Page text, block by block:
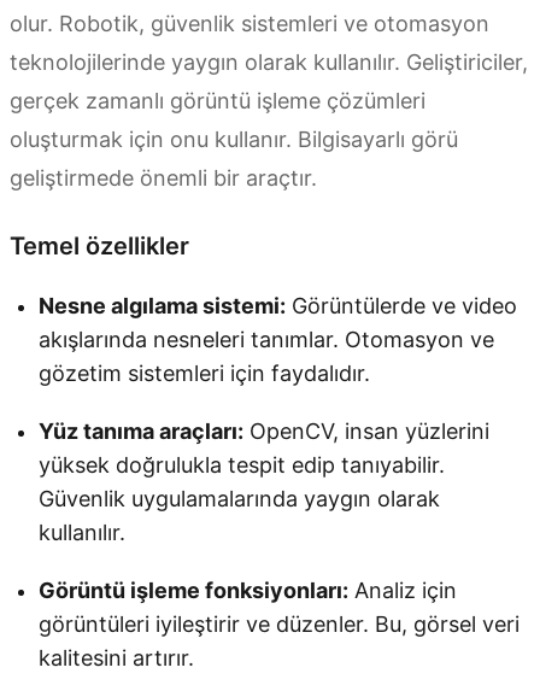
olur. Robotik, güvenlik sistemleri ve otomasyon
teknolojilerinde yaygın olarak kullanılır. Geliştiriciler,
gerçek zamanlı görüntü işleme çözümleri
oluşturmak için onu kullanır. Bilgisayarlı görü
geliştirmede önemli bir araçtır.
Temel özellikler
Nesne algılama sistemi: Görüntülerde ve video
akışlarında nesneleri tanımlar. Otomasyon ve
gözetim sistemleri için faydalıdır.
Yüz tanıma araçları: OpenCV, insan yüzlerini
yüksek doğrulukla tespit edip tanıyabilir.
Güvenlik uygulamalarında yaygın olarak
kullanılır.
Görüntü işleme fonksiyonları: Analiz için
görüntüleri iyileştirir ve düzenler. Bu, görsel veri
kalitesini artırır.